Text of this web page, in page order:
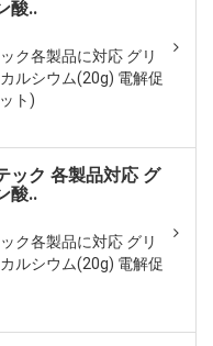
酸..
ク各製品に対応 グリ
ルシウム(20g) 電解促
ト)
ック 各製品対応 グ
酸..
ク各製品に対応 グリ
ルシウム(20g) 電解促